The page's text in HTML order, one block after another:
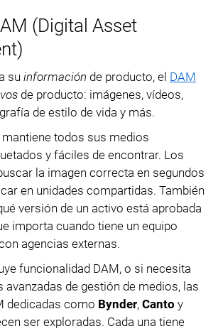
(Digital Asset
su información de producto, el DAM
de producto: imágenes, vídeos,
de estilo de vida y más.
todos sus medios
y fáciles de encontrar. Los
la imagen correcta en segundos
en unidades compartidas. También
versión de un activo está aprobada
importa cuando tiene un equipo
agencias externas.
funcionalidad DAM, o si necesita
avanzadas de gestión de medios, las
dedicadas como Bynder, Canto y
ser exploradas. Cada una tiene